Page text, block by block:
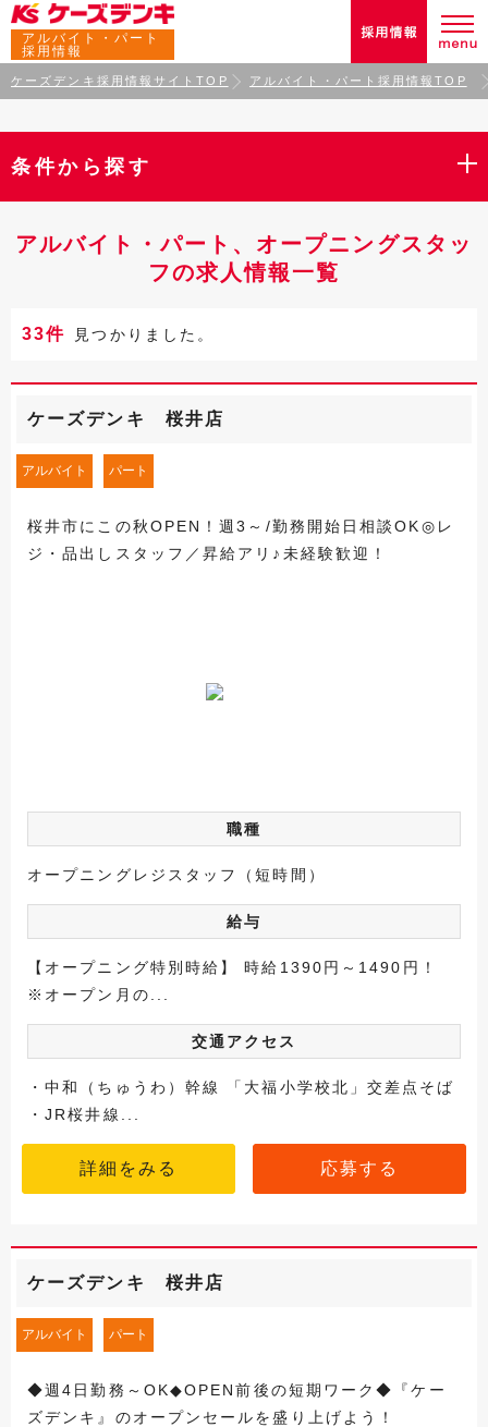
アルバイト・パート
採用情報
ケーズデンキ採用情報サイトTOP アルバイト・パート採用情報TOP
条件から探す
アルバイト・パート、オープニングスタッ
フの求人情報一覧
33件 見つかりました。
ケーズデンキ 桜井店
アルバイト パート
桜井市にこの秋OPEN！週3～/勤務開始日相談OK◎レ
ジ・品出しスタッフ／昇給アリ♪未経験歓迎！
職種
オープニングレジスタッフ（短時間）
給与
【オープニング特別時給】 時給1390円～1490円！
※オープン月の...
交通アクセス
・中和（ちゅうわ）幹線 「大福小学校北」交差点そば
・JR桜井線...
詳細をみる 応募する
ケーズデンキ 桜井店
アルバイト パート
◆週4日勤務～OK◆OPEN前後の短期ワーク◆『ケー
ズデンキ』のオープンセールを盛り上げよう！